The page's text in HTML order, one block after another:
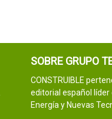
SOBRE GRUPO
CONSTRUIBLE
editorial español
Energía y Nuevas